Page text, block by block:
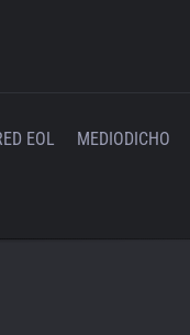
EOL MEDIODICHO